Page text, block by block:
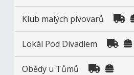
Klub malých pivovarů
Lokál Pod Divadlem
Obědy u Tůmů